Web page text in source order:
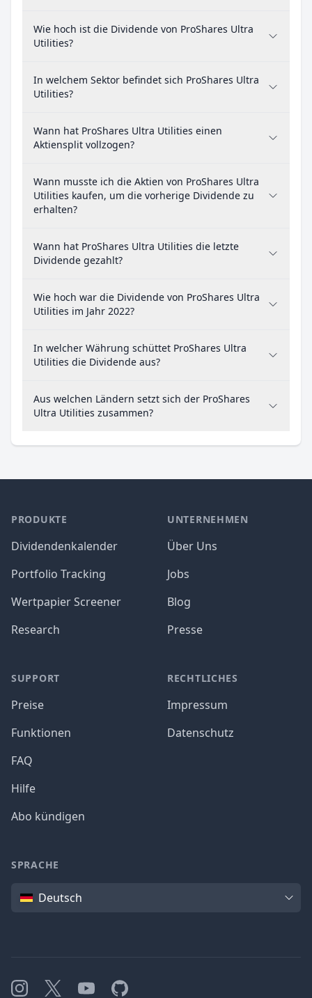
Wie hoch ist die Dividende von ProShares Ultra
Utilities?
In welchem Sektor befindet sich ProShares Ultra
Utilities?
Wann hat ProShares Ultra Utilities einen
Aktiensplit vollzogen?
Wann musste ich die Aktien von ProShares Ultra
Utilities kaufen, um die vorherige Dividende zu
erhalten?
Wann hat ProShares Ultra Utilities die letzte
Dividende gezahlt?
Wie hoch war die Dividende von ProShares Ultra
Utilities im Jahr 2022?
In welcher Währung schüttet ProShares Ultra
Utilities die Dividende aus?
Aus welchen Ländern setzt sich der ProShares
Ultra Utilities zusammen?
PRODUKTE
Dividendenkalender
Portfolio Tracking
Wertpapier Screener
Research
SUPPORT
Preise
Funktionen
FAQ
Hilfe
Abo kündigen
UNTERNEHMEN
Über Uns
Jobs
Blog
Presse
RECHTLICHES
Impressum
Datenschutz
SPRACHE
SpracheDeutsch
Instagram
X YouTubeGitHub